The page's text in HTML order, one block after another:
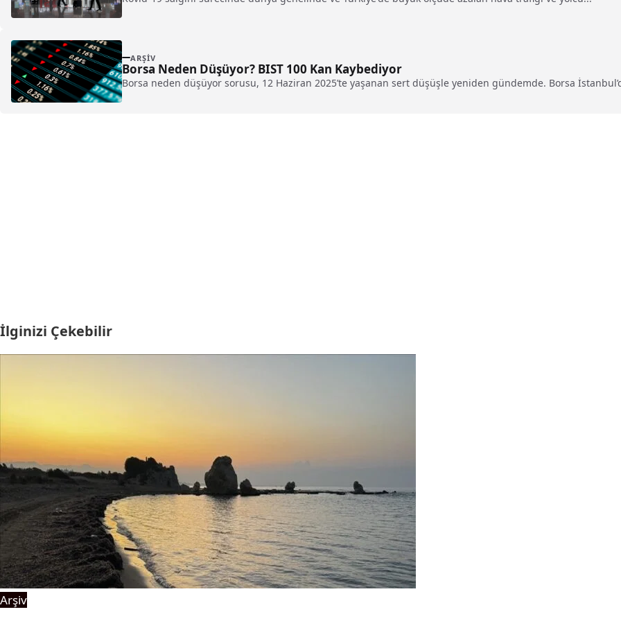
ARŞIV
Borsa Neden Düşüyor? BIST 100 Kan Kaybediyor
Borsa neden düşüyor sorusu, 12 Haziran 2025’te yaşanan sert düşüşle yeniden gündemde. Borsa
İlginizi Çekebilir
Arşiv